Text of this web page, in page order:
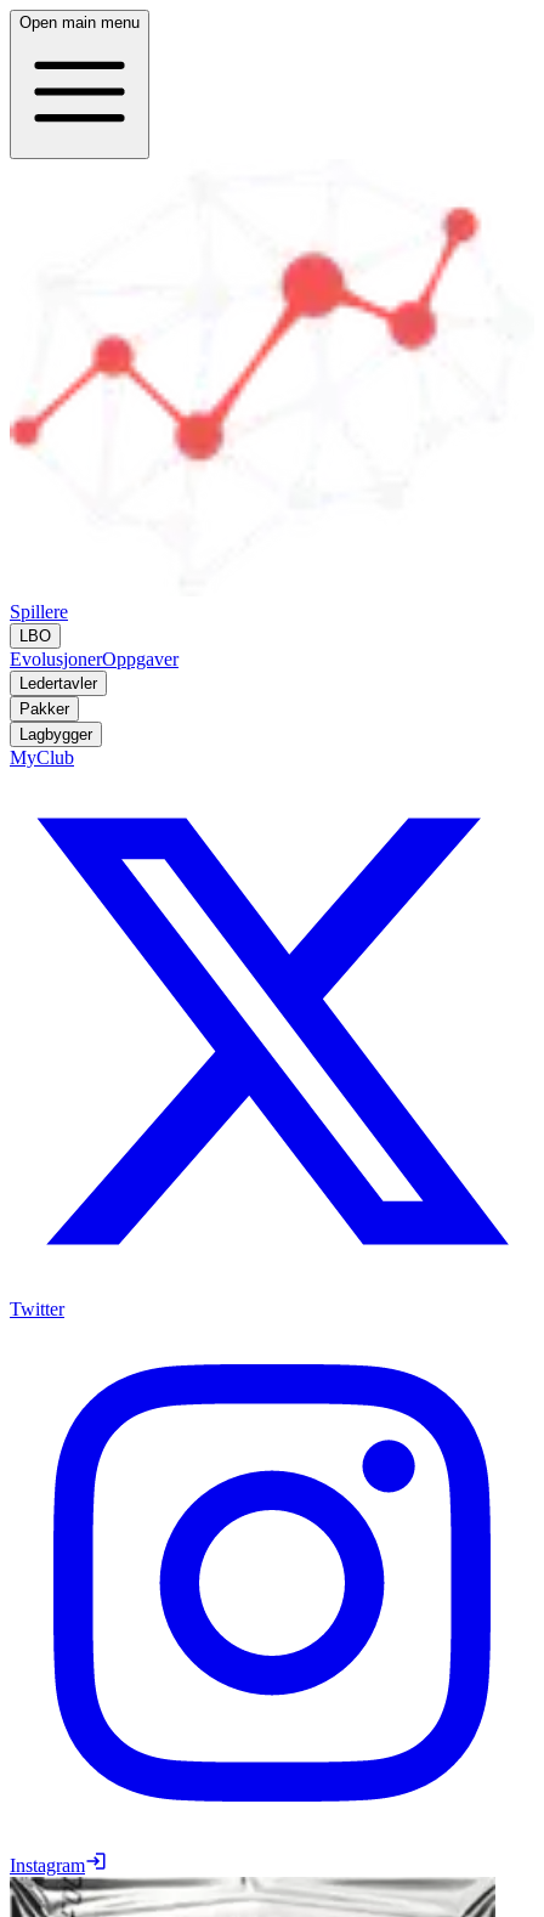
Open main menu
Spillere
LBO
EvolusjonerOppgaver
Ledertavler
Pakker
Lagbygger
MyClub
Twitter
Instagram